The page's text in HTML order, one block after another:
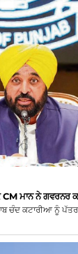
CM ਮਾਨ ਨੇ ਗਵਰਨਰ
ਚੰਦ ਕਟਾਰੀਆ ਨੂੰ